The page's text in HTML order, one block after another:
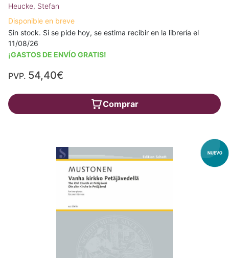
Heucke, Stefan
Disponible en breve
Sin stock. Si se pide hoy, se estima recibir en la librería el
11/08/26
¡GASTOS DE ENVÍO GRATIS!
PVP. 54,40€
Comprar